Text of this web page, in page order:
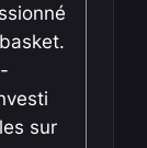
sur